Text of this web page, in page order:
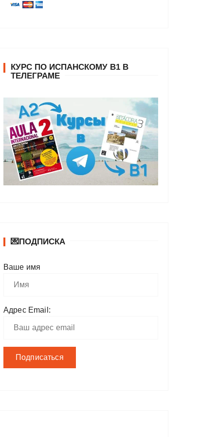
КУРС ПО ИСПАНСКОМУ В1 В
ТЕЛЕГРАМЕ
💌ПОДПИСКА
Ваше имя
Адрес Email: